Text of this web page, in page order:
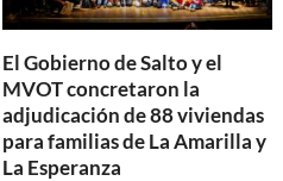
El Gobierno de Salto y el
MVOT concretaron la
adjudicación de 88 viviendas
para familias de La Amarilla y
La Esperanza